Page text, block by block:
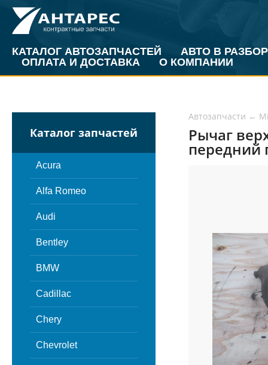
КАТАЛОГ АВТОЗАПЧАСТЕЙ
АВТО В РАЗБОР
ОПЛАТА И ДОСТАВКА
О КОМПАНИИ
Каталог запчастей
Acura
Alfa Romeo
Audi
Bentley
BMW
Cadillac
Chery
Chevrolet
Автозапчасти ←
Рычаг
передний